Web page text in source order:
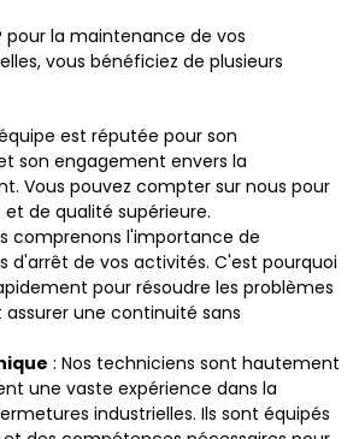
pour la maintenance de vos
vous bénéficiez de plusieurs
est réputée pour son
son engagement envers la
Vous pouvez compter sur nous pour
de qualité supérieure.
comprenons l'importance de
d'arrêt de vos activités. C'est pourquoi
pour résoudre les problèmes
une continuité sans
: Nos techniciens sont hautement
une vaste expérience dans la
industrielles. Ils sont équipés